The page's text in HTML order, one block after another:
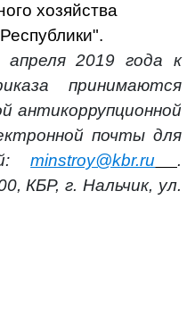
хозяйства
2019 года к
принимаются
антикоррупционной
почты для
minstroy@kbr.ru
.
КБР, г. Нальчик, ул.